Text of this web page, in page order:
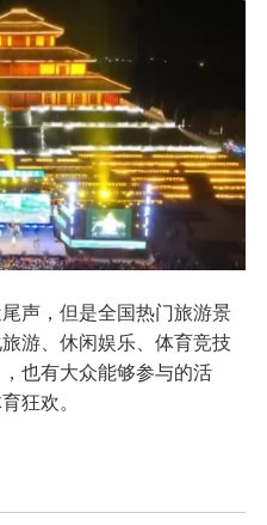
声，但是全国热门旅游景
游、休闲娱乐、体育竞技
也有大众能够参与的活
狂欢。